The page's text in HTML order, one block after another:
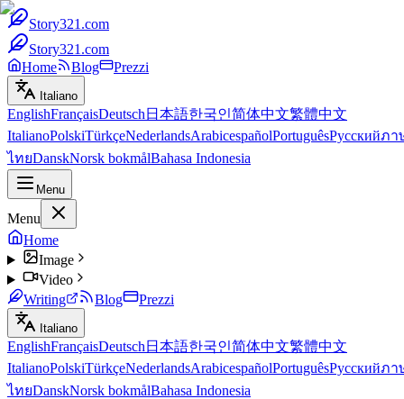
Story321.com
Story321.com
Home
Blog Prezzi
Italiano
EnglishFrançaisDeutsch 日本語한국인简体中文繁體中文
ItalianoPolskiTürkçeNederlandsArabicespañolPortuguêsРусскийภา
ไทยDanskNorsk bokmålBahasa Indonesia
Menu
Menu
Home
Image
Video
Writing
Blog Prezzi
Italiano
EnglishFrançaisDeutsch 日本語한국인简体中文繁體中文
ItalianoPolskiTürkçeNederlandsArabicespañolPortuguêsРусскийภา
ไทยDanskNorsk bokmålBahasa Indonesia